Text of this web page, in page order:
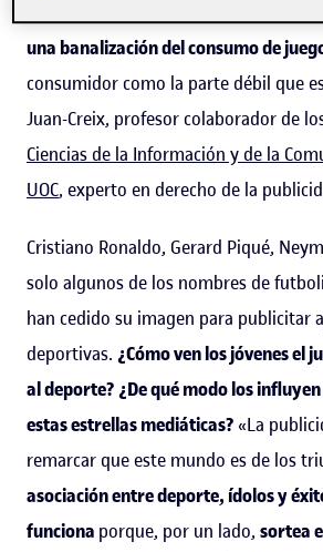
una banalización del consumo de
consumidor como la parte débil que
Juan-Creix, profesor colaborador de
Ciencias de la Información y de la
UOC, experto en derecho de la
Cristiano Ronaldo, Gerard Piqué,
solo algunos de los nombres de
han cedido su imagen para publicitar
deportivas. ¿Cómo ven los jóvenes el
al deporte? ¿De qué modo los
estas estrellas mediáticas? «La
remarcar que este mundo es de los
asociación entre deporte, ídolos y
funciona porque, por un lado, sortea